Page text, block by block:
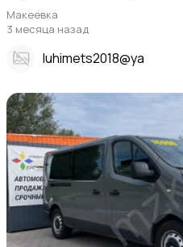
Макеевка
3 месяца назад
Iuhimets2018@ya